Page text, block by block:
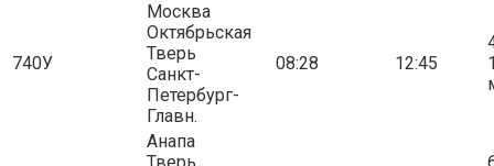
740У
Москва
Октябрьская
Тверь
Санкт-
Петербург-
Главн.
08:28 12:45
Анапа